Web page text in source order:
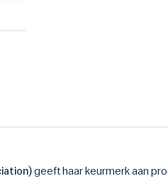
geeft haar keurmerk aan